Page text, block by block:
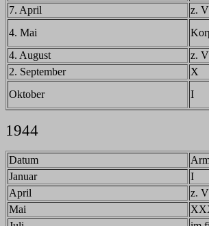
7. April
z.
4. Mai
4. August
z.
2. September
X
Oktober
I
1944
Datum
Januar
I
April
z.
Mai